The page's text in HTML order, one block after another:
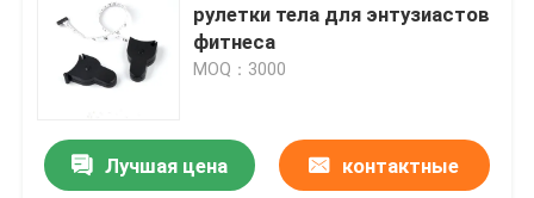
рулетки тела для энтузиастов
фитнеса
MOQ：3000
Лучшая цена контактные